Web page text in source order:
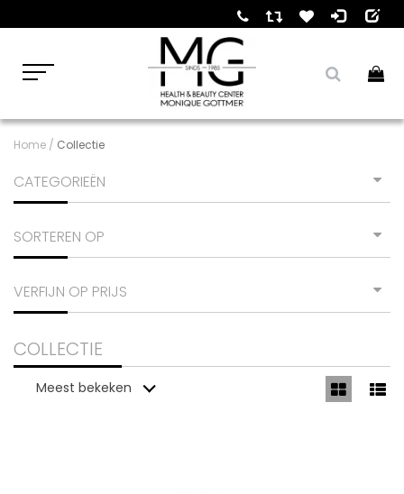
Home / Collectie
CATEGORIEËN
SORTEREN OP
VERFIJN OP PRIJS
COLLECTIE
Meest bekeken